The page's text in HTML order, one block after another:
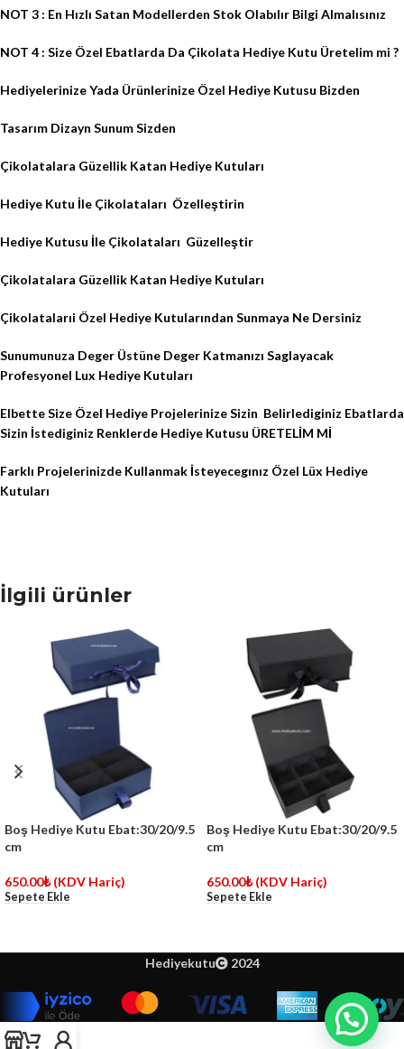
NOT 3 : En Hızlı Satan Modellerden Stok Olabılır Bilgi Almalısınız
NOT 4 : Size Özel Ebatlarda Da Çikolata Hediye Kutu Üretelim mi ?
Hediyelerinize Yada Ürünlerinize Özel Hediye Kutusu Bizden
Tasarım Dizayn Sunum Sizden
Çikolatalara Güzellik Katan Hediye Kutuları
Hediye Kutu İle Çikolataları Özelleştirin
Hediye Kutusu İle Çikolataları Güzelleştir
Çikolatalara Güzellik Katan Hediye Kutuları
Çikolatalarıi Özel Hediye Kutularından Sunmaya Ne Dersiniz
Sunumunuza Deger Üstüne Deger Katmanızı Saglayacak
Profesyonel Lux Hediye Kutuları
Elbette Size Özel Hediye Projelerinize Sizin Belirlediginiz Ebatlarda
Sizin İstediginiz Renklerde Hediye Kutusu ÜRETELİM Mİ
Farklı Projelerinizde Kullanmak İsteyecegınız Özel Lüx Hediye
Kutuları
İlgili ürünler
Boş Hediye Kutu Ebat:30/20/9.5
cm
650.00₺ (KDV Hariç)
Sepete Ekle
Boş Hediye Kutu Ebat:30/20/9.5
cm
650.00₺ (KDV Hariç)
Sepete Ekle
Hediyekutu 2024